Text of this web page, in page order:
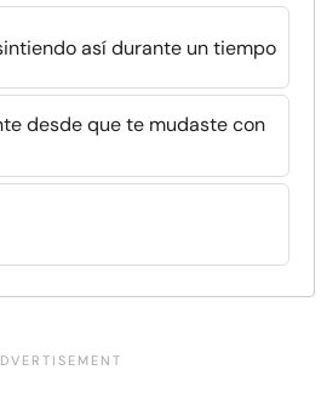
así durante un tiempo
desde que te mudaste con